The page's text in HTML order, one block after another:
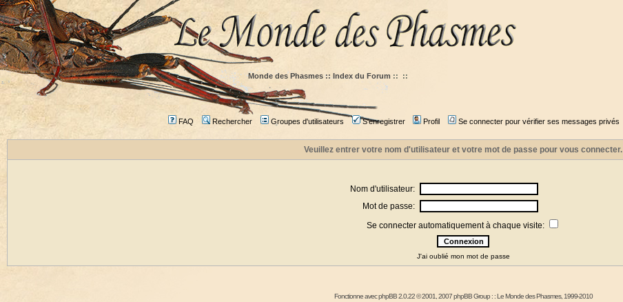
Monde des Phasmes :: Index du Forum :: ::
FAQ Rechercher Groupes d'utilisateurs S'enregistrer Profil Se connecter pour vérifier ses messages privés
Veuillez entrer votre nom d'utilisateur et votre mot de passe pour vous connecter.
Nom d'utilisateur:
Mot de passe:
Se connecter automatiquement à chaque visite:
J'ai oublié mon mot de passe
Fonctionne avecphpBB2.0.22 © 2001, 2007 phpBB Group : :Le Monde des Phasmes, 1999-2010